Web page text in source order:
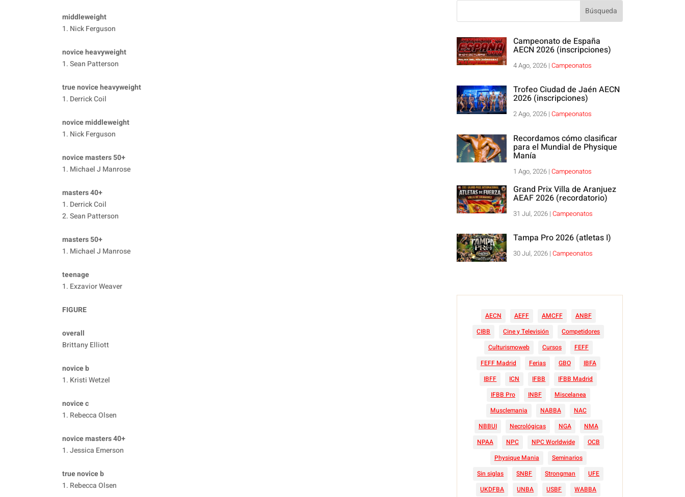
middleweight
1. Nick Ferguson
novice heavyweight
1. Sean Patterson
true novice heavyweight
1. Derrick Coil
novice middleweight
1. Nick Ferguson
novice masters 50+
1. Michael J Manrose
masters 40+
1. Derrick Coil
2. Sean Patterson
masters 50+
1. Michael J Manrose
teenage
1. Exzavior Weaver
FIGURE
overall
Brittany Elliott
novice b
1. Kristi Wetzel
novice c
1. Rebecca Olsen
novice masters 40+
1. Jessica Emerson
true novice b
1. Rebecca Olsen
Campeonato de España
AECN 2026 (inscripciones)
4 Ago, 2026| Campeonatos
Trofeo Ciudad de Jaén AECN
2026 (inscripciones)
2 Ago, 2026| Campeonatos
Recordamos cómo clasificar
para el Mundial de Physique
Manía
1 Ago, 2026| Campeonatos
Grand Prix Villa de Aranjuez
AEAF 2026 (recordatorio)
31 Jul, 2026| Campeonatos
Tampa Pro 2026 (atletas I)
30 Jul, 2026| Campeonatos
AECN AEFF AMCFF
ANBF
CIBB
Cine y Televisión
Competidores
Culturismoweb
Cursos
FEFF
FEFF Madrid
Ferias GBO
IBFA
IBFF
ICN IFBB
IFBB Madrid
IFBB Pro
INBF
Miscelanea
Musclemania
NABBA
NAC
NBBUI
Necrológicas NGA
NMA
NPAA
NPC NPC Worldwide
OCB
Physique Mania
Seminarios
Sin siglas
SNBF Strongman
UFE
UKDFBA
UNBA USBF
WABBA